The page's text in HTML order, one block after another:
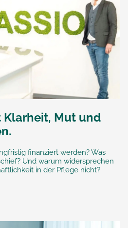
Mut und
finanziert werden? Was
Und warum widersprechen
in der Pflege nicht?